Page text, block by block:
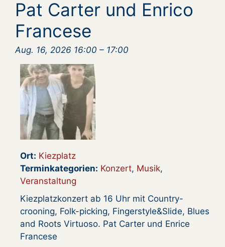
Pat Carter und Enrico
Francese
Aug. 16, 2026 16:00 – 17:00
Ort: Kiezplatz
Terminkategorien: Konzert, Musik,
Veranstaltung
Kiezplatzkonzert ab 16 Uhr mit Country-
crooning, Folk-picking, Fingerstyle&Slide, Blues
and Roots Virtuoso. Pat Carter und Enrice
Francese